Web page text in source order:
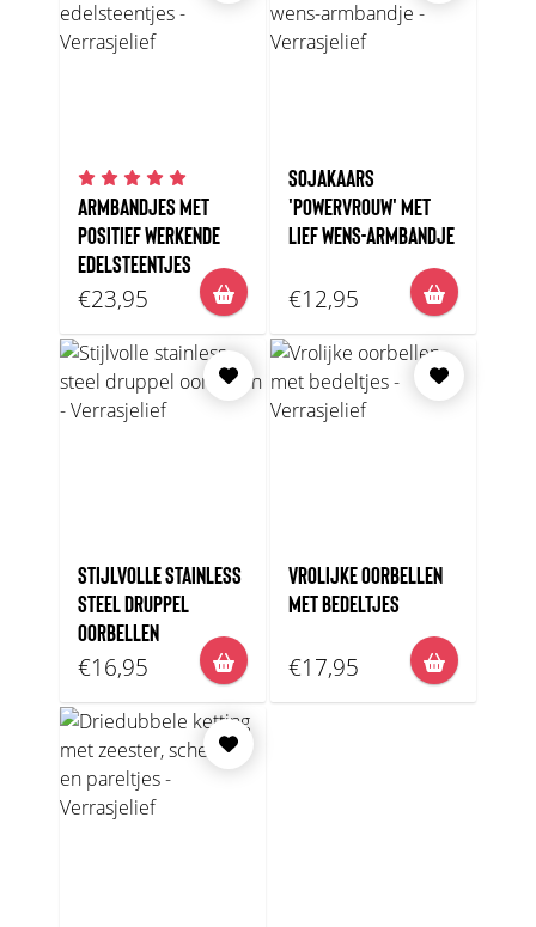
ARMBANDJES MET
POSITIEF WERKENDE
EDELSTEENTJES
€23,95
SOJAKAARS
'POWERVROUW' MET
LIEF WENS-ARMBANDJE
€12,95
STIJLVOLLE STAINLESS
STEEL DRUPPEL
OORBELLEN
€16,95
VROLIJKE OORBELLEN
MET BEDELTJES
€17,95